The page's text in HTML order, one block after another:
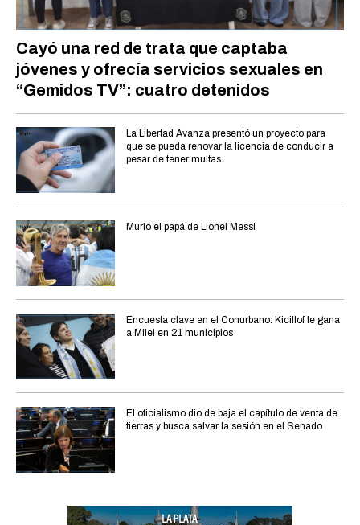
Cayó una red de trata que captaba
jóvenes y ofrecía servicios sexuales en
“Gemidos TV”: cuatro detenidos
La Libertad Avanza presentó un proyecto para
que se pueda renovar la licencia de conducir a
pesar de tener multas
Murió el papá de Lionel Messi
Encuesta clave en el Conurbano: Kicillof le gana
a Milei en 21 municipios
El oficialismo dio de baja el capítulo de venta de
tierras y busca salvar la sesión en el Senado